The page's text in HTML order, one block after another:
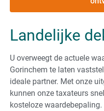
Landelijke
U overweegt de actuele
Gorinchem te laten
ideale partner. Met onze
kunnen onze taxateurs
kosteloze